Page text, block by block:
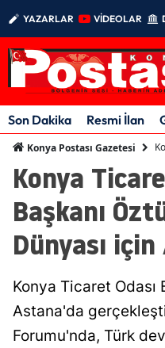
YAZARLAR VİDEOLAR
Son Dakika Resmi İlan
Konya Postası Gazetesi
Konya
Başkanı
Dünyası
Konya Ticaret Odası
Astana'da
Forumu'nda, Türk